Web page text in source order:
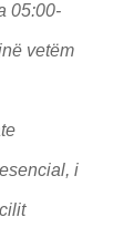
05:00-
vetëm
i